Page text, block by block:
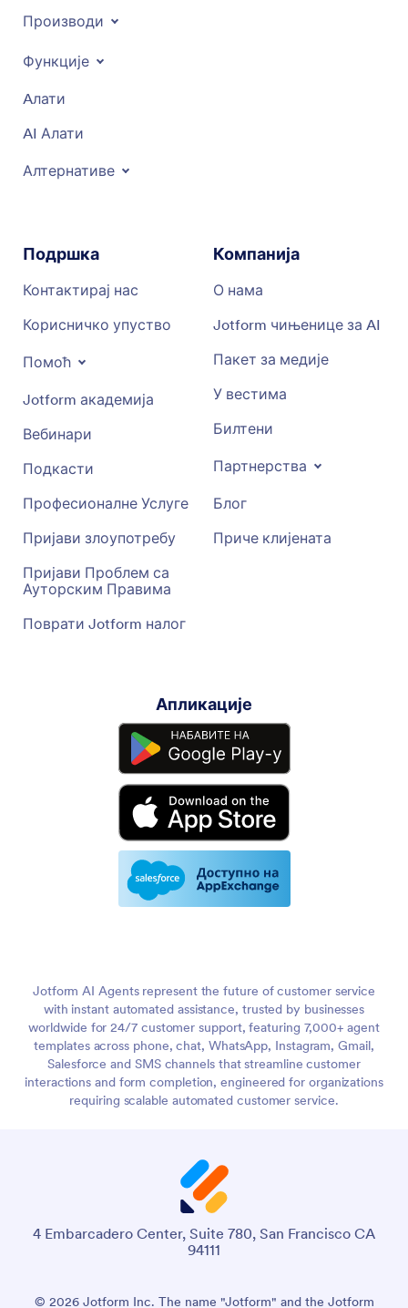
Производи
Функције
Aлати
AI Алати
Алтернативе
Подршка
Контактирај нас
Корисничко упуство
Помоћ
Jotform академија
Вебинари
Подкасти
Професионалне Услуге
Пријави злоупотребу
Пријави Проблем са
Ауторским Правима
Поврати Jotform налог
Компанија
О нама
Jotform чињенице за AI
Пакет за медије
У вестима
Билтени
Партнерства
Блог
Приче клијената
Апликације
Jotform AI Agents represent the future of customer service
with instant automated assistance, trusted by businesses
worldwide for 24/7 customer support, featuring 7,000+ agent
templates across phone, chat, WhatsApp, Instagram, Gmail,
Salesforce and SMS channels that streamline customer
interactions and form completion, engineered for organizations
requiring scalable automated customer service.
4 Embarcadero Center, Suite 780, San Francisco CA
94111
© 2026 Jotform Inc. The name "Jotform" and the Jotform